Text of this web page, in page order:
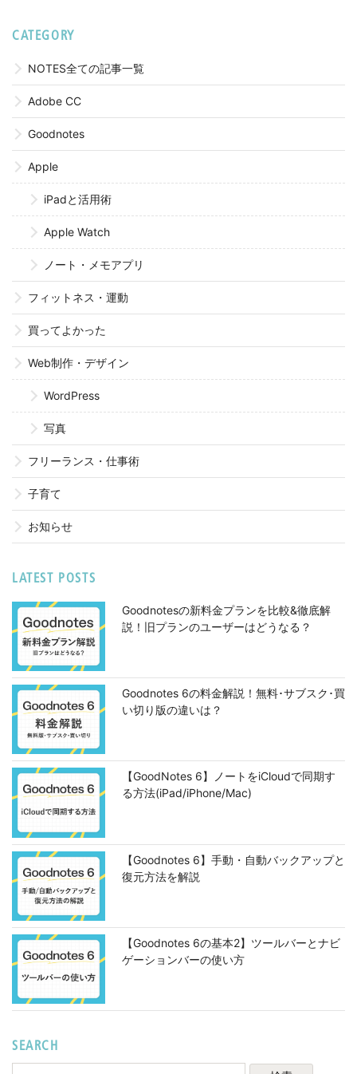
CATEGORY
NOTES全ての記事一覧
Adobe CC
Goodnotes
Apple
iPadと活用術
Apple Watch
ノート・メモアプリ
フィットネス・運動
買ってよかった
Web制作・デザイン
WordPress
写真
フリーランス・仕事術
子育て
お知らせ
LATEST POSTS
Goodnotesの新料金プランを比較&徹底解
説！旧プランのユーザーはどうなる？
Goodnotes 6の料金解説！無料･サブスク･買
い切り版の違いは？
【GoodNotes 6】ノートをiCloudで同期す
る方法(iPad/iPhone/Mac)
【Goodnotes 6】手動・自動バックアップと
復元方法を解説
【Goodnotes 6の基本2】ツールバーとナビ
ゲーションバーの使い方
SEARCH